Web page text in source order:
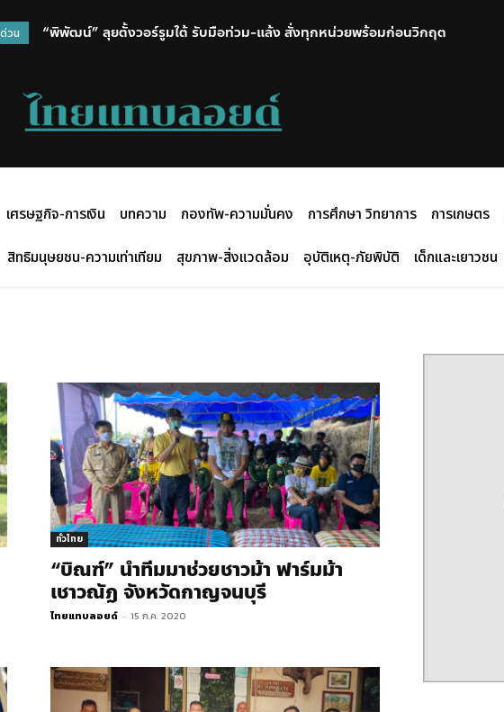
วน “พิพัฒน์” ลุยตั้งวอร์รูมใต้ รับมือท่วม-แล้ง สั่งทุกหน่วยพร้อมก่อนวิกฤต
เศรษฐกิจ-การเงิน บทความ กองทัพ-ความมั่นคง การศึกษา วิทยาการ การเกษตร
สิทธิมนุษยชน-ความเท่าเทียม สุขภาพ-สิ่งแวดล้อม อุบัติเหตุ-ภัยพิบัติ เด็กและเยาวชน
ทั่วไทย
“บิณฑ์” นำทีมมาช่วยชาวม้า ฟาร์มม้า
เชาวณัฏ จังหวัดกาญจนบุรี
ไทยแทบลอยด์ - 15 ก.ค. 2020